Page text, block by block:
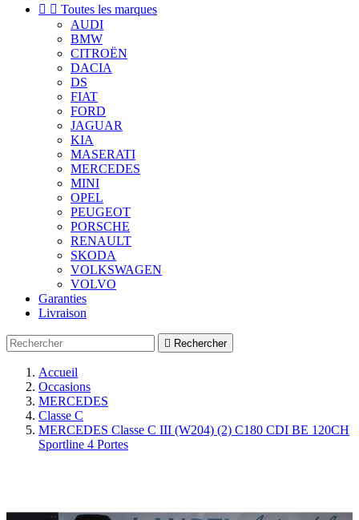
  Toutes les marques
AUDI
BMW
CITROËN
DACIA
DS
FIAT
FORD
JAGUAR
KIA
MASERATI
MERCEDES
MINI
OPEL
PEUGEOT
PORSCHE
RENAULT
SKODA
VOLKSWAGEN
VOLVO
Garanties
Livraison
 Rechercher
Accueil
Occasions
MERCEDES
Classe C
MERCEDES Classe C III (W204) (2) C180 CDI BE 120CH
Sportline 4 Portes